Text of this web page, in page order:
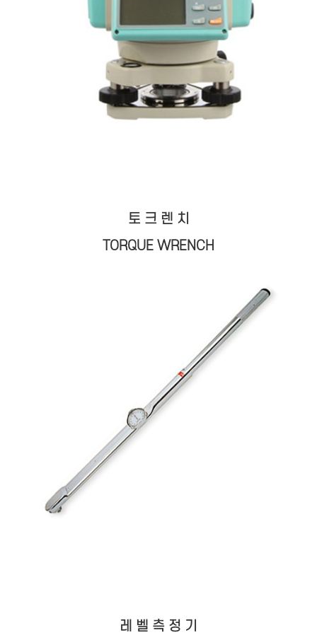
토 크 렌 치
TORQUE WRENCH
레 벨 측 정 기